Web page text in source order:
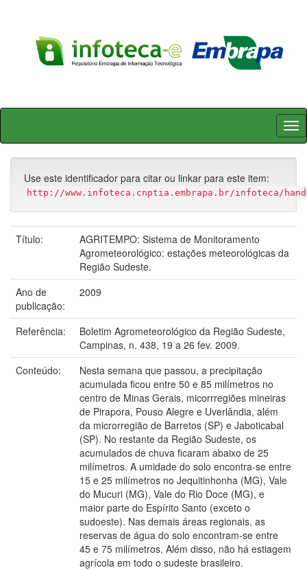
Skip
Use este identificador para citar ou linkar para este item:
http://www.infoteca.cnptia.embrapa.br/infoteca/
Título:
AGRITEMPO: Sistema de Monitoramento
Agrometeorológico: estações meteorológicas da
Região Sudeste.
Ano de
publicação:
2009
Referência:
Boletim Agrometeorológico da Região Sudeste,
Campinas, n. 438, 19 a 26 fev. 2009.
Conteúdo:
Nesta semana que passou, a precipitação
acumulada ficou entre 50 e 85 milímetros no
centro de Minas Gerais, micorrregiões mineiras
de Pirapora, Pouso Alegre e Uverlândia, além
da microrregião de Barretos (SP) e Jaboticabal
(SP). No restante da Região Sudeste, os
acumulados de chuva ficaram abaixo de 25
milímetros. A umidade do solo encontra-se entre
15 e 25 milímetros no Jequitinhonha (MG), Vale
do Mucuri (MG), Vale do Rio Doce (MG), e
maior parte do Espírito Santo (exceto o
sudoeste). Nas demais áreas regionais, as
reservas de água do solo encontram-se entre
45 e 75 milímetros. Além disso, não há estiagem
agrícola em todo o sudeste brasileiro.